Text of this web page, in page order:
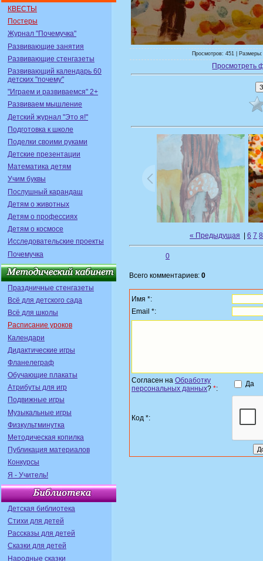
КВЕСТЫ
Постеры
Журнал "Почемучка"
Развивающие занятия
Развивающие стенгазеты
Развивающий календарь 60
детских "почему"
"Играем и развиваемся" 2+
Развиваем мышление
Детский журнал "Это я!"
Подготовка к школе
Поделки своими руками
Детские презентации
Математика детям
Учим буквы
Послушный карандаш
Детям о животных
Детям о профессиях
Детям о космосе
Исследовательские проекты
Почемучка
Праздничные стенгазеты
Всё для детского сада
Всё для школы
Расписание уроков
Календари
Дидактические игры
Фланелеграф
Обучающие плакаты
Атрибуты для игр
Подвижные игры
Музыкальные игры
Физкультминутка
Методическая копилка
Публикация материалов
Конкурсы
Я - Учитель!
Детская библиотека
Стихи для детей
Рассказы для детей
Сказки для детей
Народные сказки
Просмотров: 451 |
Просмотреть
« Предыдущая 6 7 8
0
Всего комментариев: 0
Имя *:
Email *:
Согласен на Обработку
персональных данных? *:
Да
Код *: